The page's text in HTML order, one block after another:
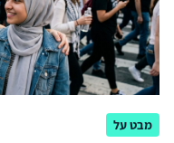
מבט על